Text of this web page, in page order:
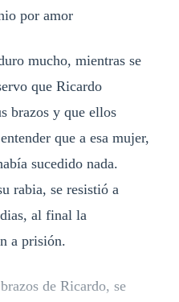
por amor
mucho, mientras se
que Ricardo
brazos y que ellos
que a esa mujer,
sucedido nada.
rabia, se resistió a
al final la
a prisión.
de Ricardo, se